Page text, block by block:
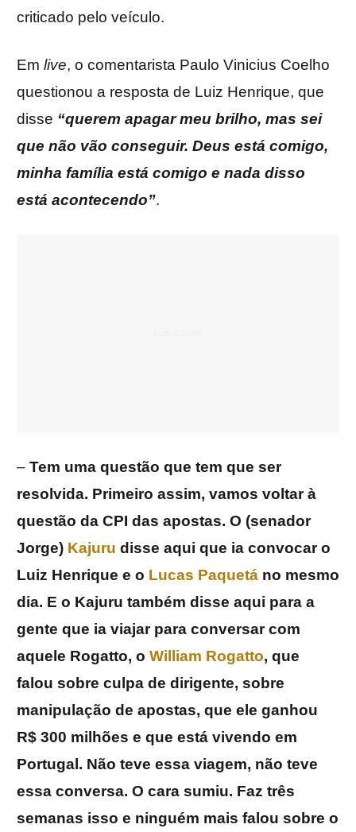
criticado pelo veículo.
Em live, o comentarista Paulo Vinicius Coelho
questionou a resposta de Luiz Henrique, que
disse “querem apagar meu brilho, mas sei
que não vão conseguir. Deus está comigo,
minha família está comigo e nada disso
está acontecendo”.
– Tem uma questão que tem que ser
resolvida. Primeiro assim, vamos voltar à
questão da CPI das apostas. O (senador
Jorge) Kajuru disse aqui que ia convocar o
Luiz Henrique e o Lucas Paquetá no mesmo
dia. E o Kajuru também disse aqui para a
gente que ia viajar para conversar com
aquele Rogatto, o William Rogatto, que
falou sobre culpa de dirigente, sobre
manipulação de apostas, que ele ganhou
R$ 300 milhões e que está vivendo em
Portugal. Não teve essa viagem, não teve
essa conversa. O cara sumiu. Faz três
semanas isso e ninguém mais falou sobre o